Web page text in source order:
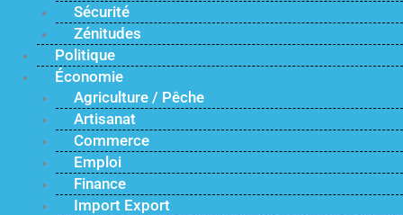
Sécurité
Zénitudes
Politique
Économie
Agriculture / Pêche
Artisanat
Commerce
Emploi
Finance
Import Export